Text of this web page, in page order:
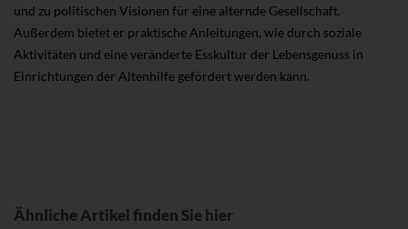
und zu politischen Visionen für eine alternde Gesellschaft.
Außerdem bietet er praktische Anleitungen, wie durch soziale
Aktivitäten und eine veränderte Esskultur der Lebensgenuss in
Einrichtungen der Altenhilfe gefördert werden kann.
Ähnliche Artikel finden Sie hier